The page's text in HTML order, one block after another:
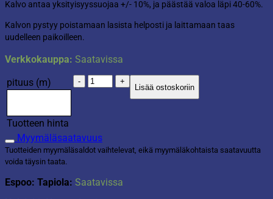
Kalvo antaa yksityisyyssuojaa +/- 10%, ja päästää valoa läpi 40-60%.
Kalvon pystyy poistamaan lasista helposti ja laittamaan taas
uudelleen paikoilleen.
Verkkokauppa: Saatavissa
pituus (m)
Tuotteen hinta
Linea
Static
ikkunakalvo
Lisää ostoskoriin
Myymäläsaatavuus
Tuotteiden myymäläsaldot vaihtelevat, eikä myymäläkohtaista saatavuutta
voida täysin taata.
Espoo: Tapiola: Saatavissa